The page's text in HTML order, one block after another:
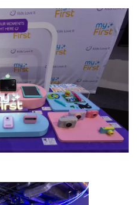
ッチ「myFirst Fone」や
携しながら、家族のコミュニ
ます。
発表会にて本製品を先行公